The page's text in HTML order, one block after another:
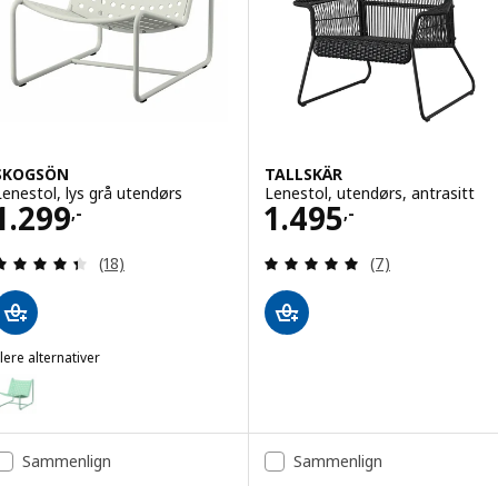
lys grå utendørs
,-
1299,-
Gjennomgang: 4.4 av 5 stjerner. Samlede
(18)
alternativer
SKOGSÖN, Lenestol, lys grønn utendørs
TALLSKÄR
Lenestol, utendørs, antrasitt
1.495,-
Pris 1495,-
Gjennomgang:
(7)
Sammenlign Sammenlign